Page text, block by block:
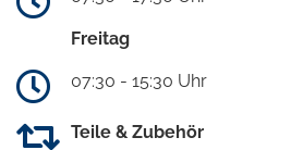
Freitag
07:30 - 15:30 Uhr
Teile & Zubehör